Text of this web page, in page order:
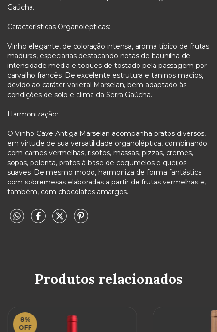
Gaúcha.
Características Organolépticas:
Vinho elegante, de coloração intensa, aroma típico de frutas
maduras, especiarias destacando notas de baunilha de
intensidade média e toques de tostado pela passagem por
carvalho francês. De excelente estrutura e taninos macios,
devido ao caráter varietal Marselan, bem adaptado às
condições de solo e clima da Serra Gaúcha.
Harmonização:
O Vinho Cave Antiga Marselan acompanha pratos diversos,
em virtude de sua versatilidade organoléptica, combinando
com carnes vermelhas, risotos, massas, pizzas, cremes,
sopas, polenta, pratos à base de cogumelos e queijos
suaves. De mesmo modo, harmoniza de forma fantástica
com sobremesas elaboradas a partir de frutas vermelhas e,
também, com chocolates amargos.
Produtos relacionados
8%
OFF